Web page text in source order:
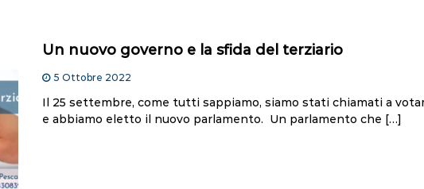
Un nuovo governo e la sfida del terziario
5 Ottobre 2022
Il 25 settembre, come tutti sappiamo, siamo stati chiamati a
e abbiamo eletto il nuovo parlamento. Un parlamento che […]